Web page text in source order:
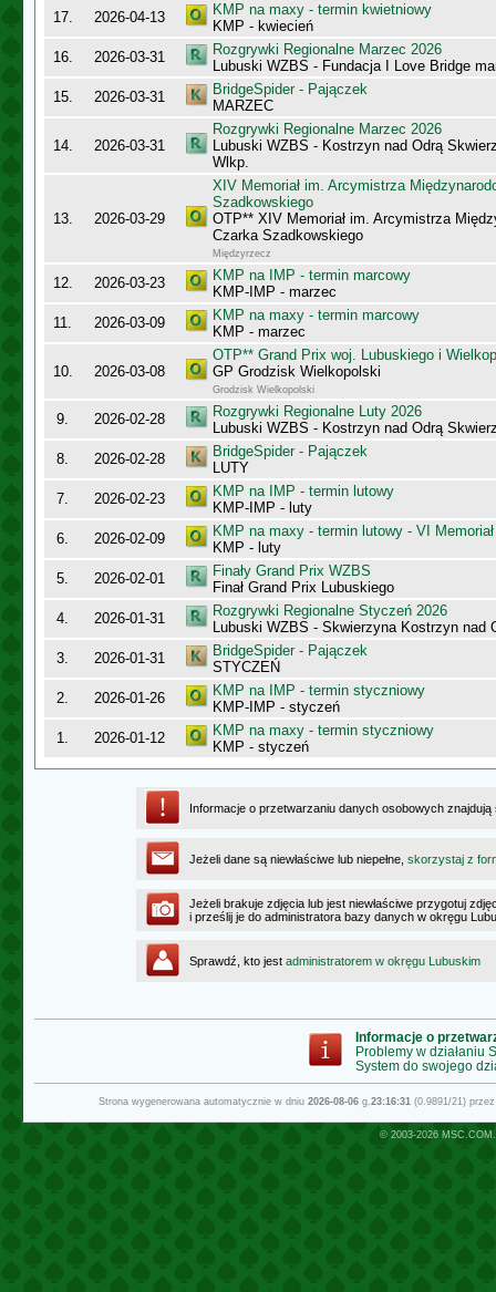
17. 2026-04-13
KMP na maxy - termin kwietniowy
KMP - kwiecień
16.
2026-03-31
Rozgrywki Regionalne Marzec 2026
Lubuski WZBS - Fundacja I Love Bridge
15.
2026-03-31
BridgeSpider - Pajączek
MARZEC
14. 2026-03-31
Rozgrywki Regionalne Marzec 2026
Lubuski WZBS - Kostrzyn nad Odrą
Wlkp.
13. 2026-03-29
XIV Memoriał im. Arcymistrza
Szadkowskiego
OTP** XIV Memoriał im. Arcymistrza
Czarka Szadkowskiego
Międzyrzecz
12. 2026-03-23
KMP na IMP - termin marcowy
KMP-IMP - marzec
11.
2026-03-09
KMP na maxy - termin marcowy
KMP - marzec
10. 2026-03-08
OTP** Grand Prix woj. Lubuskiego i
GP Grodzisk Wielkopolski
Grodzisk Wielkopolski
9. 2026-02-28
Rozgrywki Regionalne Luty 2026
Lubuski WZBS - Kostrzyn nad Odrą
8.
2026-02-28
BridgeSpider - Pajączek
LUTY
7.
2026-02-23
KMP na IMP - termin lutowy
KMP-IMP - luty
6.
2026-02-09
KMP na maxy - termin lutowy - VI
KMP - luty
5.
2026-02-01
Finały Grand Prix WZBS
Finał Grand Prix Lubuskiego
4.
2026-01-31
Rozgrywki Regionalne Styczeń 2026
Lubuski WZBS - Skwierzyna Kostrzyn nad
3.
2026-01-31
BridgeSpider - Pajączek
STYCZEŃ
2.
2026-01-26
KMP na IMP - termin styczniowy
KMP-IMP - styczeń
1.
2026-01-12
KMP na maxy - termin styczniowy
KMP - styczeń
Informacje o przetwarzaniu danych osobowych
Jeżeli dane są niewłaściwe lub niepełne, skorzystaj z
Jeżeli brakuje zdjęcia lub jest niewłaściwe przygotuj
i prześlij je do administratora bazy danych w okręgu
Sprawdź, kto jest administratorem w okręgu Lubuskim
Informacje o
Problemy w działaniu
System do swojego
Strona wygenerowana automatycznie w dniu 2026-08-06g.23:16:31(0.9891/21)
© 2003-2026